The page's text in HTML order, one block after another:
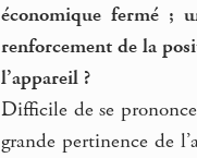
économique fermé ;
renforcement de la
l’appareil ?
Difficile de se
grande pertinence de